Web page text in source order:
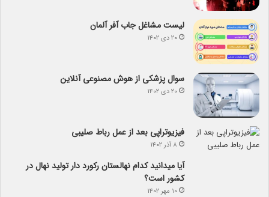
لیست مشاغل جاب آفر آلمان
۲۰ دی ۱۴۰۲
سوال پزشکی از هوش مصنوعی آنلاین
۲۰ دی ۱۴۰۲
فیزیوتراپی بعد از عمل رباط صلیبی
۸ آذر ۱۴۰۲
آیا می­دانید کدام نهالستان رکورد دار تولید نهال­ در
کشور است؟
۱۰ مهر ۱۴۰۲